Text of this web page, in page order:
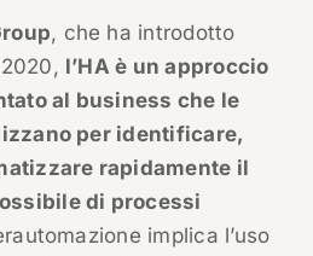
, che ha introdotto
l’HA è un approccio
al business che le
per identificare,
rapidamente il
di processi
implica l’uso